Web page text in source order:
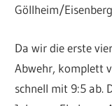
Göllheim/
Da wir die erste
Abwehr, komplett
schnell mit 9:5 ab.